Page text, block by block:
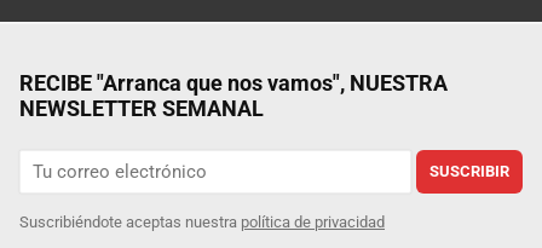
RECIBE "Arranca que nos vamos", NUESTRA
NEWSLETTER SEMANAL
SUSCRIBIR
Suscribiéndote aceptas nuestra política de privacidad